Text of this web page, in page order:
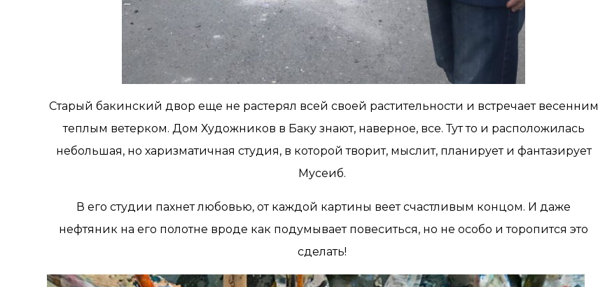
Старый бакинский двор еще не растерял всей своей растительности и встречает весенним
теплым ветерком. Дом Художников в Баку знают, наверное, все. Тут то и расположилась
небольшая, но харизматичная студия, в которой творит, мыслит, планирует и фантазирует
Мусеиб.
В его студии пахнет любовью, от каждой картины веет счастливым концом. И даже
нефтяник на его полотне вроде как подумывает повеситься, но не особо и торопится это
сделать!